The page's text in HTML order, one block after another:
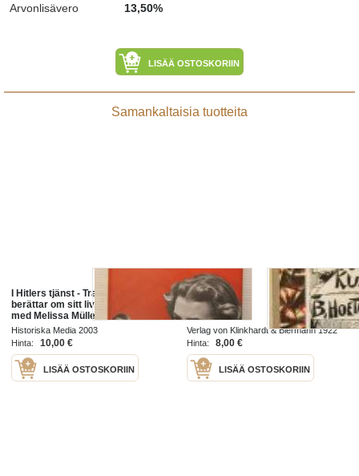
Arvonlisävero 13,50%
LISÄÄ OSTOSKORIIN
Samankaltaisia tuotteita
I Hitlers tjänst - Traudl Junge
berättar om sitt liv, I samarbete
med Melissa Müller
Historiska Media 2003
Hinta:
10,00 €
LISÄÄ OSTOSKORIIN
Junge kunst
Verlag von Klinkhardt & Biermann 1922
Hinta:
8,00 €
LISÄÄ OSTOSKORIIN